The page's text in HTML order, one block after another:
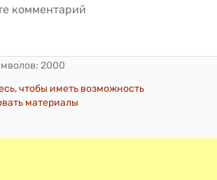
2000
чтобы иметь возможность
материалы